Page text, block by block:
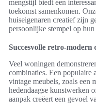
mengstijl biedt een
toekomst samenkomen.
huiseigenaren creatief zijn
persoonlijke stempel op
Succesvolle retro-modern
Veel woningen
combinaties. Een populaire
vintage meubels, zoals een
hedendaagse kunstwerken
aanpak creëert een gevoel